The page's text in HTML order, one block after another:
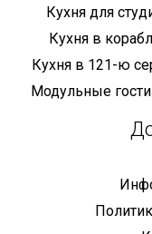
Кухня для
Кухня в
Кухня в 121-ю
Модульные